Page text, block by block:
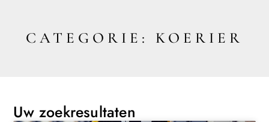
CATEGORIE: KOERIER
Uw zoekresultaten